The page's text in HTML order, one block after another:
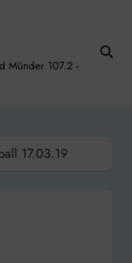
Münder 107.2 -
17.03.19